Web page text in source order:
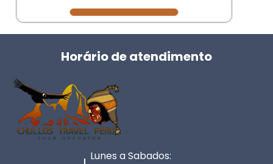
Horário de atendimento
Lunes a Sabados: